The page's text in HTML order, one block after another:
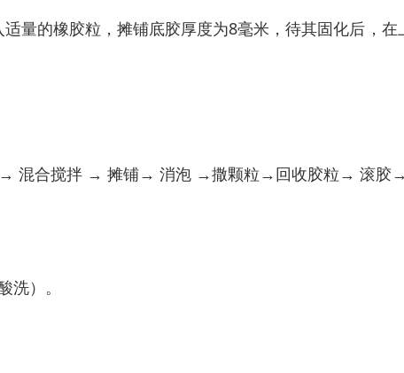
量的橡胶粒，摊铺底胶厚度为8毫米，待其固化后，
混合搅拌 → 摊铺→ 消泡 →撒颗粒→回收胶粒→ 滚胶
）。